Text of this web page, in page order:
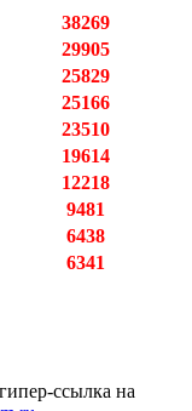
38269
29905
25829
25166
23510
19614
12218
9481
6438
6341
ссылка на